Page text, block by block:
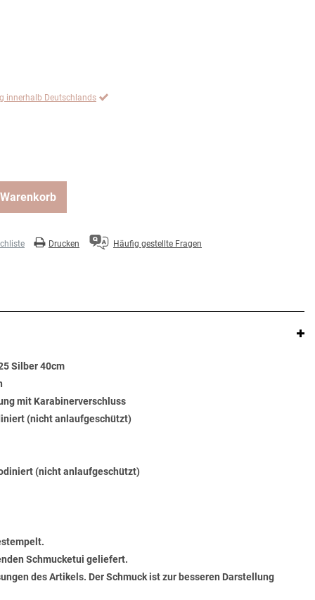
innerhalb Deutschlands
Drucken Häufig gestellte Fragen
Silber 40cm
mit Karabinerverschluss
(nicht anlaufgeschützt)
(nicht anlaufgeschützt)
Schmucketui geliefert.
des Artikels. Der Schmuck ist zur besseren Darstellung